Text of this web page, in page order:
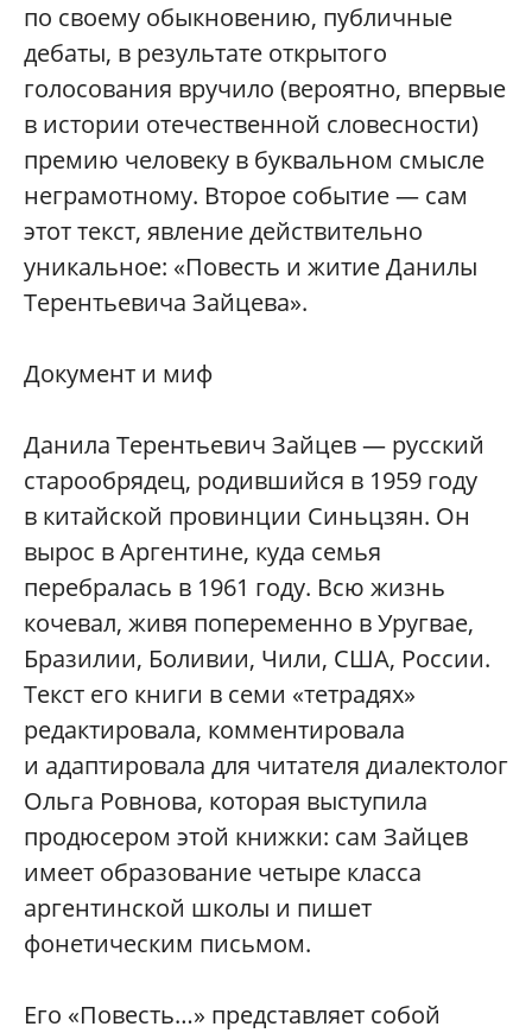
по своему обыкновению, публичные
дебаты, в результате открытого
голосования вручило (вероятно, впервые
в истории отечественной словесности)
премию человеку в буквальном смысле
неграмотному. Второе событие — сам
этот текст, явление действительно
уникальное: «Повесть и житие Данилы
Терентьевича Зайцева».
Документ и миф
Данила Терентьевич Зайцев — русский
старообрядец, родившийся в 1959 году
в китайской провинции Синьцзян. Он
вырос в Аргентине, куда семья
перебралась в 1961 году. Всю жизнь
кочевал, живя попеременно в Уругвае,
Бразилии, Боливии, Чили, США, России.
Текст его книги в семи «тетрадях»
редактировала, комментировала
и адаптировала для читателя диалектолог
Ольга Ровнова, которая выступила
продюсером этой книжки: сам Зайцев
имеет образование четыре класса
аргентинской школы и пишет
фонетическим письмом.
Его «Повесть…» представляет собой